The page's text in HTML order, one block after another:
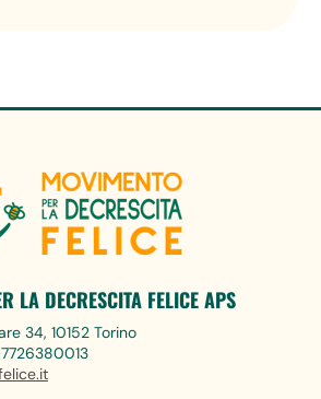
LA DECRESCITA FELICE APS
34, 10152 Torino